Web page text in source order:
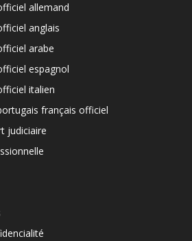
allemand
anglais
arabe
espagnol
italien
français officiel
judiciaire